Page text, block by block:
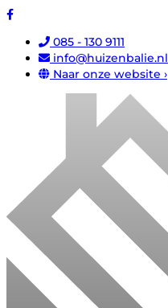
085 - 130 9111
info@huizenbalie.nl
Naar onze website ›